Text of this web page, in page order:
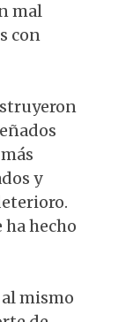
mal
con
y
ha hecho
mismo